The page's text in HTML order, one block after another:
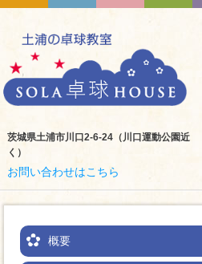
茨城県土浦市川口2-6-24（川口運動公園近
く）
お問い合わせはこちら
概要